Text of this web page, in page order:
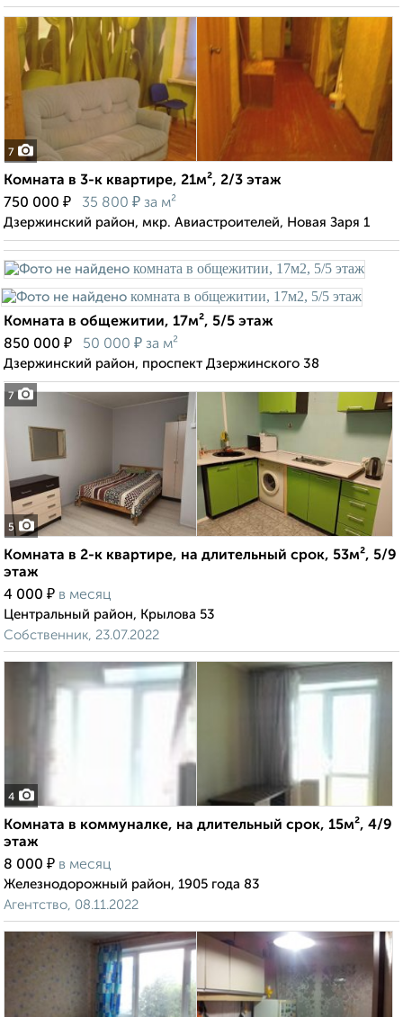
7
Комната в 3-к квартире, 21м², 2/3 этаж
750 000 ₽ 35 800 ₽ за м²
Дзержинский район, мкр. Авиастроителей, Новая Заря 1
7
Комната в общежитии, 17м², 5/5 этаж
850 000 ₽ 50 000 ₽ за м²
Дзержинский район, проспект Дзержинского 38
5
Комната в 2-к квартире, на длительный срок, 53м², 5/9
этаж
4 000 ₽ в месяц
Центральный район, Крылова 53
Собственник, 23.07.2022
4
Комната в коммуналке, на длительный срок, 15м², 4/9
этаж
8 000 ₽ в месяц
Железнодорожный район, 1905 года 83
Агентство, 08.11.2022